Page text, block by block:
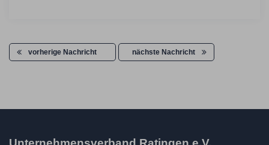
vorherige Nachricht nächste Nachricht